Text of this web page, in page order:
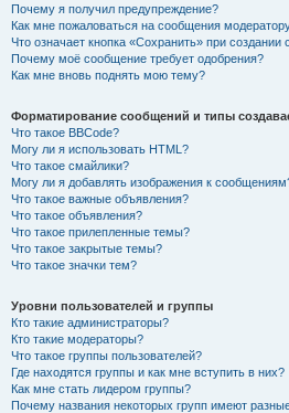
Почему я получил предупреждение?
Как мне пожаловаться на сообщения
Что означает кнопка «Сохранить» при создании
Почему моё сообщение требует одобрения?
Как мне вновь поднять мою тему?
Форматирование сообщений и типы
Что такое BBCode?
Могу ли я использовать HTML?
Что такое смайлики?
Могу ли я добавлять изображения к
Что такое важные объявления?
Что такое объявления?
Что такое прилепленные темы?
Что такое закрытые темы?
Что такое значки тем?
Уровни пользователей и группы
Кто такие администраторы?
Кто такие модераторы?
Что такое группы пользователей?
Где находятся группы и как мне вступить в них?
Как мне стать лидером группы?
Почему названия некоторых групп имеют